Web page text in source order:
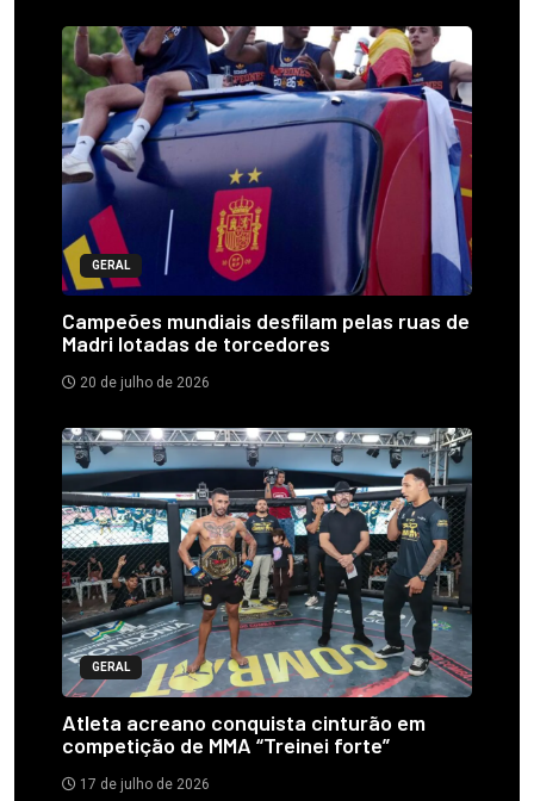
GERAL
Campeões mundiais desfilam pelas ruas de
Madri lotadas de torcedores
20 de julho de 2026
GERAL
Atleta acreano conquista cinturão em
competição de MMA “Treinei forte”
17 de julho de 2026